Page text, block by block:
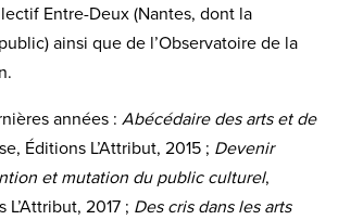
Entre-Deux (Nantes, dont la
ainsi que de l’Observatoire de la
années : Abécédaire des arts et de
Éditions L’Attribut, 2015 ; Devenir
et mutation du public culturel,
2017 ; Des cris dans les arts